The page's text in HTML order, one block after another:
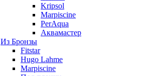
Kripsol
Marpiscine
PerAqua
Аквамастер
Из Бронзы
Fitstar
Hugo Lahme
Marpiscine